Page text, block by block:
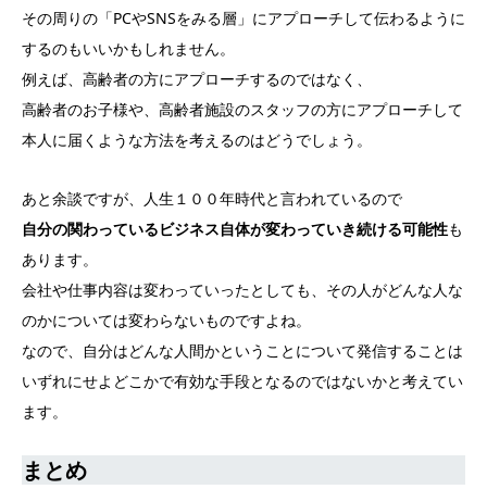
その周りの「PCやSNSをみる層」にアプローチして伝わるように
するのもいいかもしれません。
例えば、高齢者の方にアプローチするのではなく、
高齢者のお子様や、高齢者施設のスタッフの方にアプローチして
本人に届くような方法を考えるのはどうでしょう。
あと余談ですが、人生１００年時代と言われているので
自分の関わっているビジネス自体が変わっていき続ける可能性も
あります。
会社や仕事内容は変わっていったとしても、その人がどんな人な
のかについては変わらないものですよね。
なので、自分はどんな人間かということについて発信することは
いずれにせよどこかで有効な手段となるのではないかと考えてい
ます。
まとめ